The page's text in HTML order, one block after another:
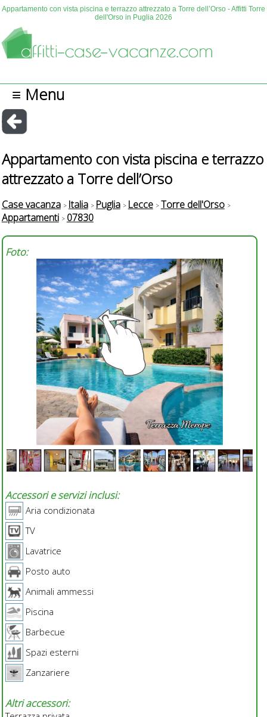
Appartamento con vista piscina e terrazzo attrezzato a Torre dell’Orso - Affitti Torre
dell'Orso in Puglia 2026
≡ Menu
Appartamento con vista piscina e terrazzo
attrezzato a Torre dell’Orso
Case vacanza Italia Puglia Lecce
Torre dell'Orso
Appartamenti
07830
Foto:
Accessori e servizi inclusi:
Aria condizionata
TV
Lavatrice
Posto auto
Animali ammessi
Piscina
Barbecue
Spazi esterni
Zanzariere
Altri accessori: